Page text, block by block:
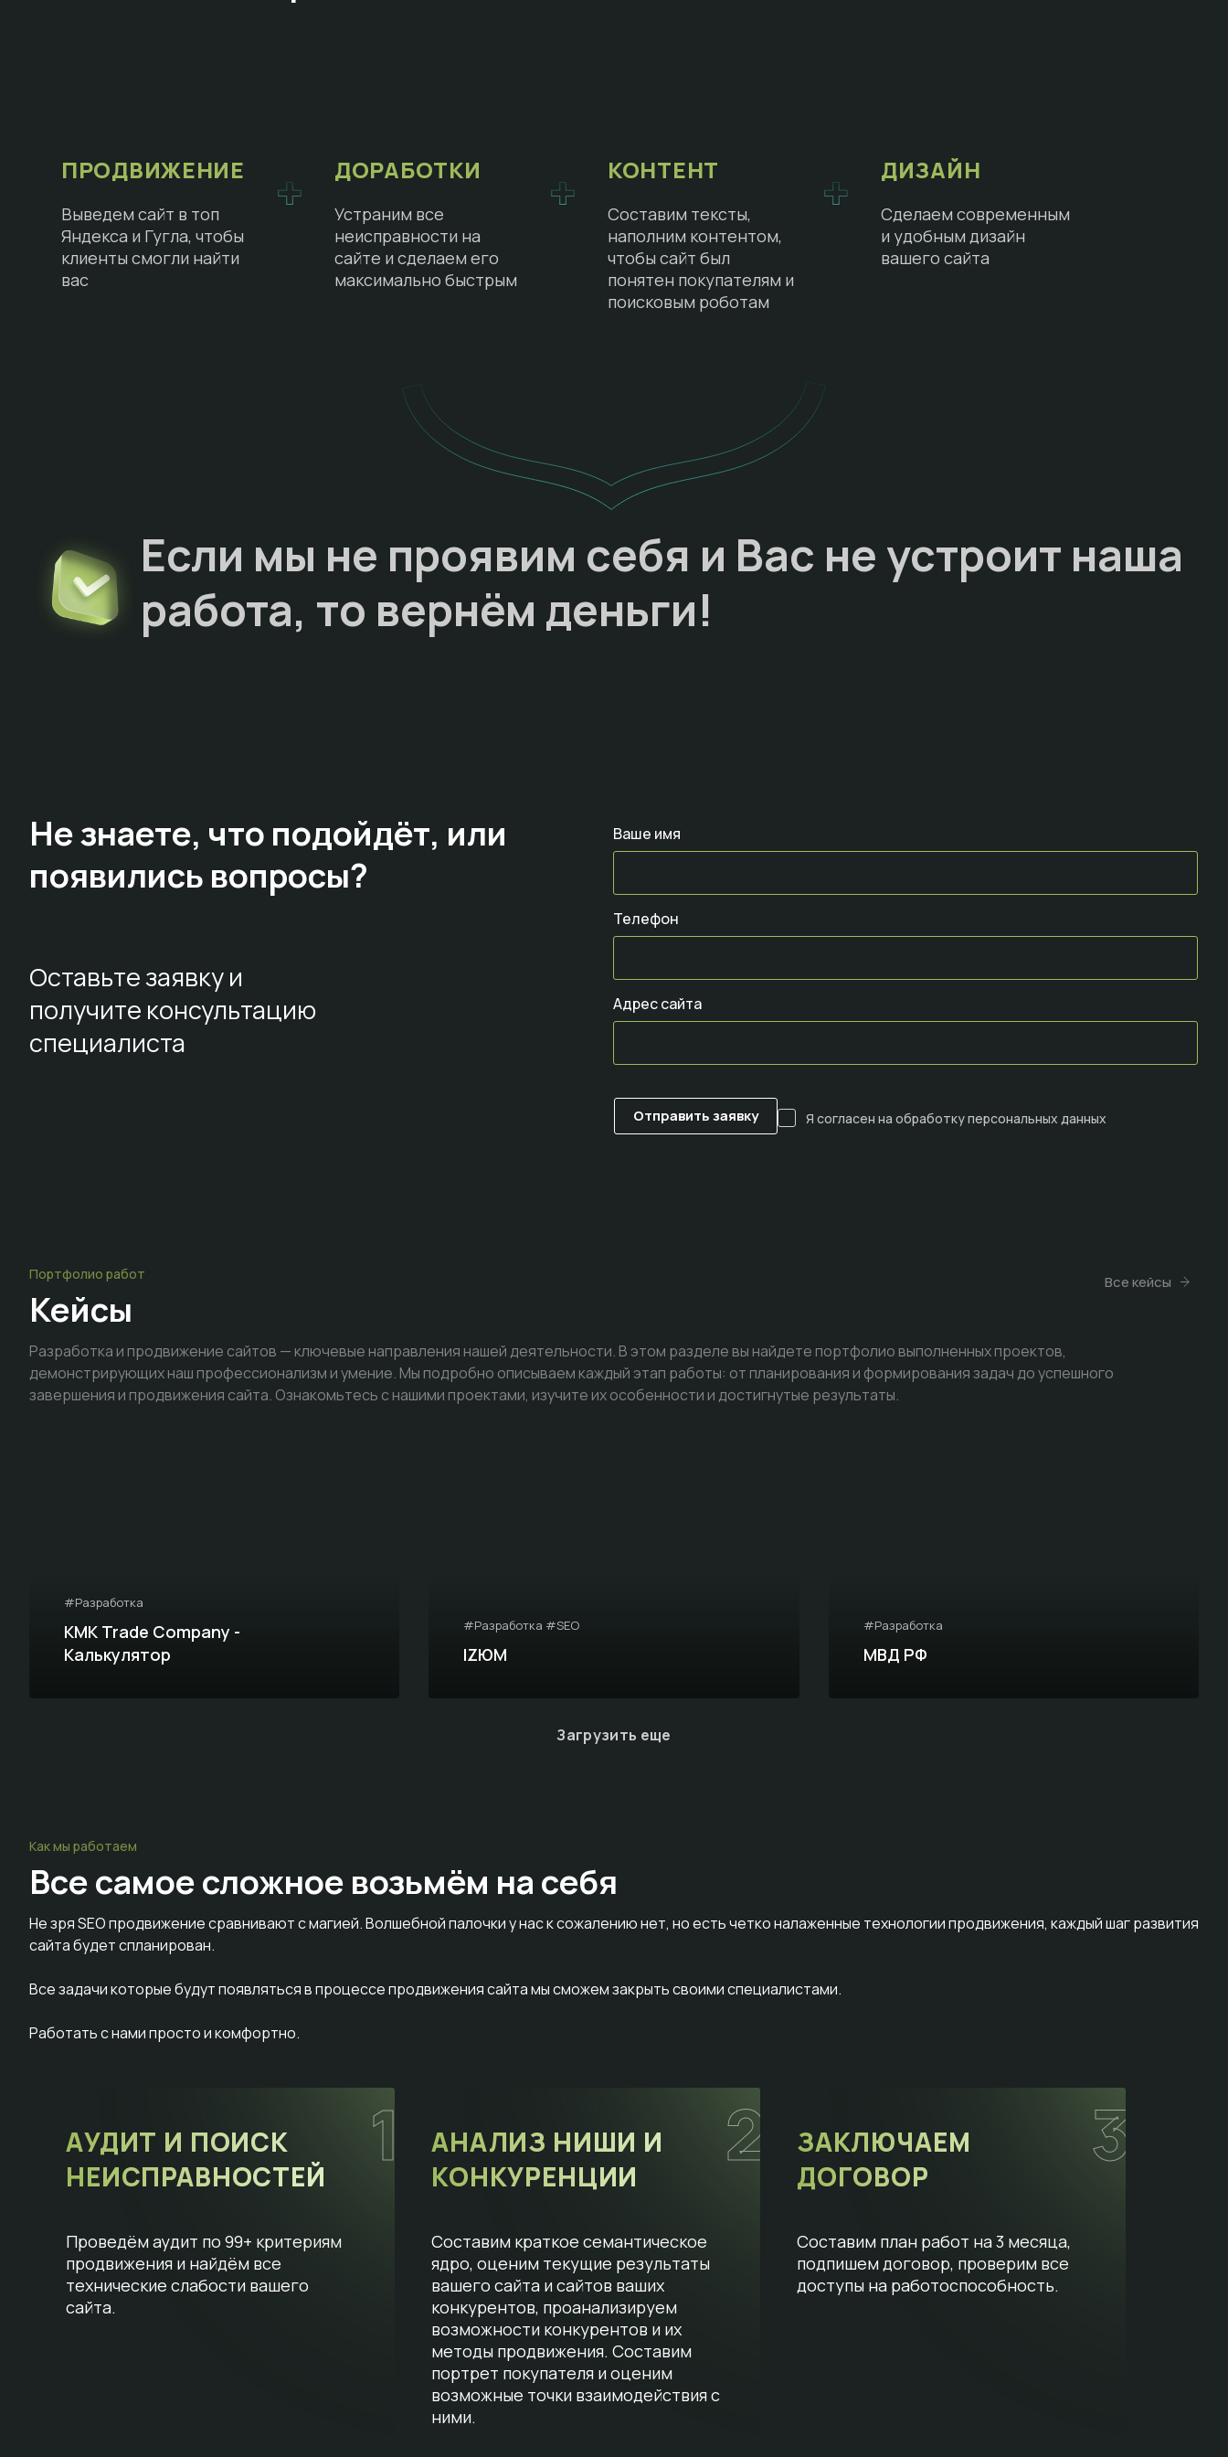
ПРОДВИЖЕНИЕ
Выведем сайт в топ
Яндекса и Гугла, чтобы
клиенты смогли найти
вас
ДОРАБОТКИ
Устраним все
неисправности на
сайте и сделаем его
максимально быстрым
КОНТЕНТ
Составим тексты,
наполним контентом,
чтобы сайт был
понятен покупателям и
поисковым роботам
ДИЗАЙН
Сделаем современным
и удобным дизайн
вашего сайта
Если мы не проявим себя и Вас не устроит наша
работа, то вернём деньги!
Оставьте заявку и
получите консультацию
специалиста
Не знаете, что подойдёт, или
появились вопросы?
Ваше имя
Телефон
Адрес сайта
Я согласен на обработку персональных данных
Портфолио работ
Кейсы
Все кейсы
Разработка и продвижение сайтов — ключевые направления нашей деятельности. В этом разделе вы найдете портфолио выполненных проектов,
демонстрирующих наш профессионализм и умение. Мы подробно описываем каждый этап работы: от планирования и формирования задач до успешного
завершения и продвижения сайта. Ознакомьтесь с нашими проектами, изучите их особенности и достигнутые результаты.
#Разработка
KMK Trade Company -
Калькулятор
#Разработка #SEO
IZЮМ
#Разработка
МВД РФ
Загрузить еще
Как мы работаем
Все самое сложное возьмём на себя
Не зря SEO продвижение сравнивают с магией. Волшебной палочки у нас к сожалению нет, но есть четко налаженные технологии продвижения, каждый шаг развития
сайта будет спланирован.
Все задачи которые будут появляться в процессе продвижения сайта мы сможем закрыть своими специалистами.
Работать с нами просто и комфортно.
1
АУДИТ И ПОИСК
НЕИСПРАВНОСТЕЙ
Проведём аудит по 99+ критериям
продвижения и найдём все
технические слабости вашего
сайта.
2
АНАЛИЗ НИШИ И
КОНКУРЕНЦИИ
Составим краткое семантическое
ядро, оценим текущие результаты
вашего сайта и сайтов ваших
конкурентов, проанализируем
возможности конкурентов и их
методы продвижения. Составим
портрет покупателя и оценим
возможные точки взаимодействия с
ними.
3
ЗАКЛЮЧАЕМ
ДОГОВОР
Составим план работ на 3 месяца,
подпишем договор, проверим все
доступы на работоспособность.